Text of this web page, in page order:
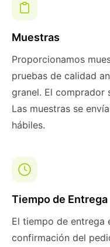
Muestras
Proporcionamos
pruebas de calidad
granel. El comprador
Las muestras se
hábiles.
Tiempo de Entrega
El tiempo de entrega
confirmación del